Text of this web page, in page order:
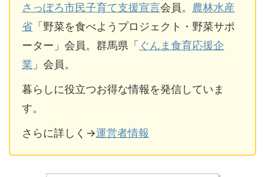
さっぽろ市民子育て支援宣言会員。 農林水産
省 「野菜を食べようプロジェクト・野菜サポ
ーター」会員。群馬県「 ぐんま食育応援企
業 」会員。
暮らしに役立つお得な情報を発信していま
す。
さらに詳しく→運営者情報